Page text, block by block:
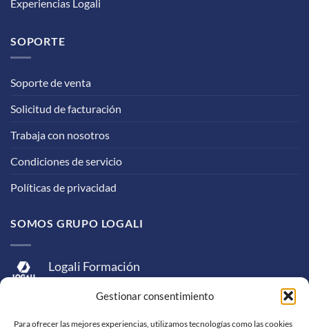
Gestionar consentimiento
Para ofrecer las mejores experiencias, utilizamos tecnologías como las cookies
Experiencias Logali
SOPORTE
Soporte de venta
Solicitud de facturación
Trabaja con nosotros
Condiciones de servicio
Políticas de privacidad
SOMOS GRUPO LOGALI
Logali Formación
Logali Consultoría
Logali Ingeniería